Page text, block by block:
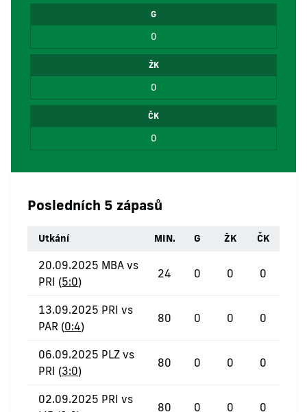
G
0
ŽK
0
ČK
0
Posledních 5 zápasů
Utkání MIN. G ŽK ČK
20.09.2025 MBA vs
PRI (5:0)
24 0 0 0
13.09.2025 PRI vs
PAR (0:4)
80 0 0 0
06.09.2025 PLZ vs
PRI (3:0)
80 0 0 0
02.09.2025 PRI vs
80 0 0 0